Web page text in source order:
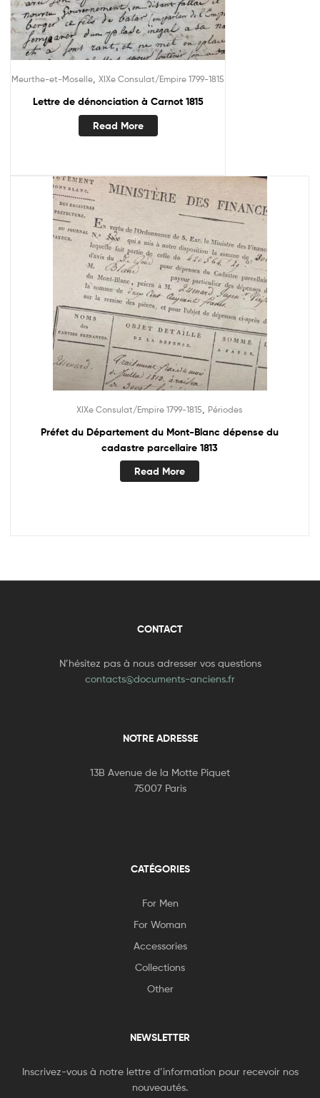
Meurthe-et-Moselle XIXe Consulat/Empire 1799-1815
Lettre de dénonciation à Carnot 1815
Read More
XIXe Consulat/Empire 1799-1815 Périodes
Préfet du Département du Mont-Blanc dépense du
cadastre parcellaire 1813
Read More
CONTACT
N’hésitez pas à nous adresser vos questions
contacts@documents-anciens.fr
NOTRE ADRESSE
13B Avenue de la Motte Piquet
75007 Paris
CATÉGORIES
For Men
For Woman
Accessories
Collections
Other
NEWSLETTER
Inscrivez-vous à notre lettre d’information pour recevoir nos
nouveautés.